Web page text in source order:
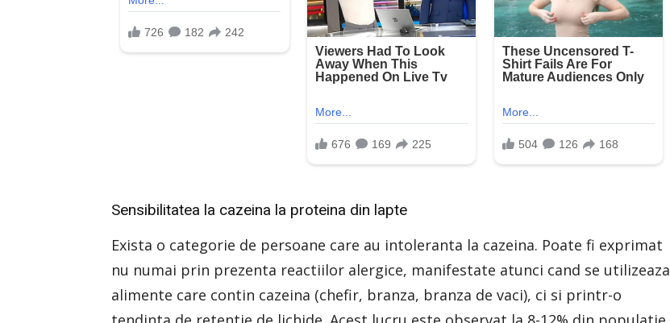
Sensibilitatea la cazeina la proteina din lapte
Exista o categorie de persoane care au intoleranta la cazeina. Poate fi exprimat
nu numai prin prezenta reactiilor alergice, manifestate atunci cand se utilizeaza
alimente care contin cazeina (chefir, branza, branza de vaci), ci si printr-o